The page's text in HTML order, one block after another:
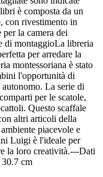
è composta da un
con rivestimento in
la camera dei
di montaggioLa libreria
per arredare la
montessoriana è stato
l'opportunità di
La serie di
per le scatole,
Questo scaffale
altri articoli della
piacevole e
Luigi è l'ideale per
la loro creatività.---Dati
cm